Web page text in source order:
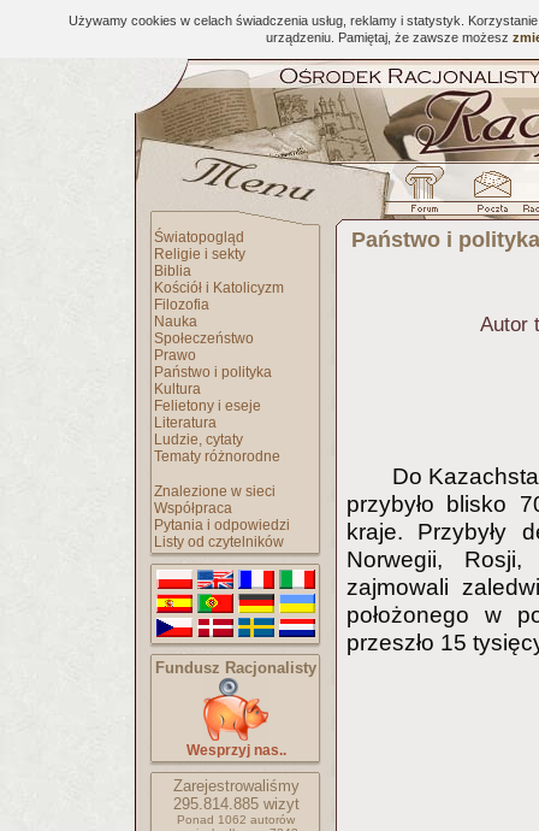
Używamy cookies w celach świadczenia usług, reklamy i statystyk.
urządzeniu. Pamiętaj, że zawsze możesz
Światopogląd
Religie i sekty
Biblia
Kościół i Katolicyzm
Filozofia
Nauka
Społeczeństwo
Prawo
Państwo i polityka
Kultura
Felietony i eseje
Literatura
Ludzie, cytaty
Tematy różnorodne
Znalezione w sieci
Współpraca
Pytania i odpowiedzi
Listy od czytelników
Fundusz Racjonalisty
Wesprzyj nas..
Zarejestrowaliśmy
295.814.885wizyt
Ponad 1062 autorów
Państwo i polityka
Autor
Do
przybyło blisko
kraje. Przybyły
Norwegii, Rosji,
zajmowali
położonego w
przeszło 15